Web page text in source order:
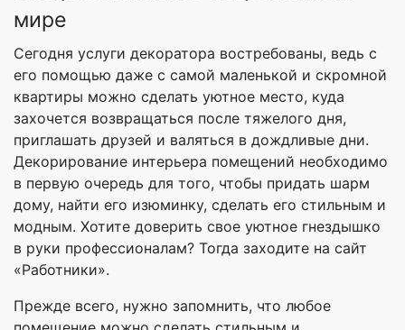
мире
Сегодня услуги декоратора востребованы, ведь с
его помощью даже с самой маленькой и скромной
квартиры можно сделать уютное место, куда
захочется возвращаться после тяжелого дня,
приглашать друзей и валяться в дождливые дни.
Декорирование интерьера помещений необходимо
в первую очередь для того, чтобы придать шарм
дому, найти его изюминку, сделать его стильным и
модным. Хотите доверить свое уютное гнездышко
в руки профессионалам? Тогда заходите на сайт
«Работники».
Прежде всего, нужно запомнить, что любое